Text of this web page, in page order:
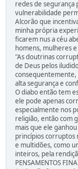
redes de segurança
vulnerabilidade
Alcorão que
minha própria
ficarem nus a céu
homens, mulheres e
"As doutrinas
de Deus pelos
consequentemente,
alta segurança e
O diabo então tem
ele pode apenas
especialmente nos
religião, então com
mais que ele
princípios corruptos
e multidões, como
inteiros, pela
PENSAMENTOS